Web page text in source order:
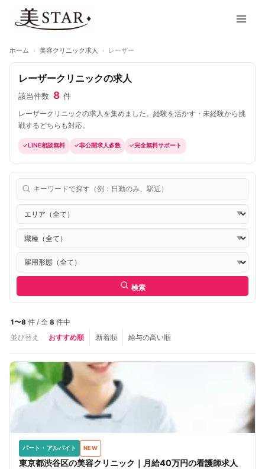
ホーム › 美容クリニック求人 › レーザー
レーザークリニックの求人
該当件数 8 件
レーザークリニックの求人を集めました。経験を活かす・未経験から挑
戦するどちらも対応。
LINE相談無料 非公開求人多数 完全無料サポート
検索
1〜8 件 / 全 8 件中
並び替え
おすすめ順 新着順 給与の高い順
パート・アルバイト NEW
東京都渋谷区の美容クリニック｜月給40万円の看護師求人